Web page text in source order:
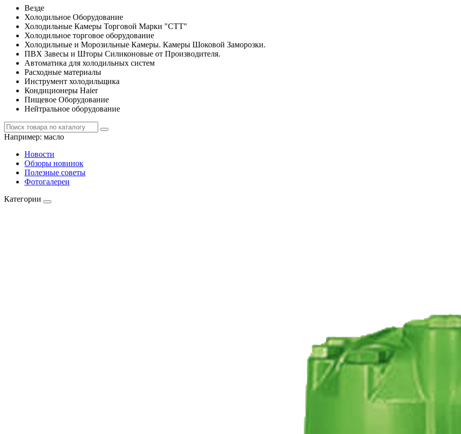
Везде
Холодильное Оборудование
Холодильные Камеры Торговой Марки "СТТ"
Холодильное торговое оборудование
Холодильные и Морозильные Камеры. Камеры Шоковой Заморозки.
ПВХ Завесы и Шторы Силиконовые от Производителя.
Автоматика для холодильных систем
Расходные материалы
Инструмент холодильщика
Кондиционеры Haier
Пищевое Оборудование
Нейтральное оборудование
Например: масло
Новости
Обзоры новинок
Полезные советы
Фотогалереи
Категории